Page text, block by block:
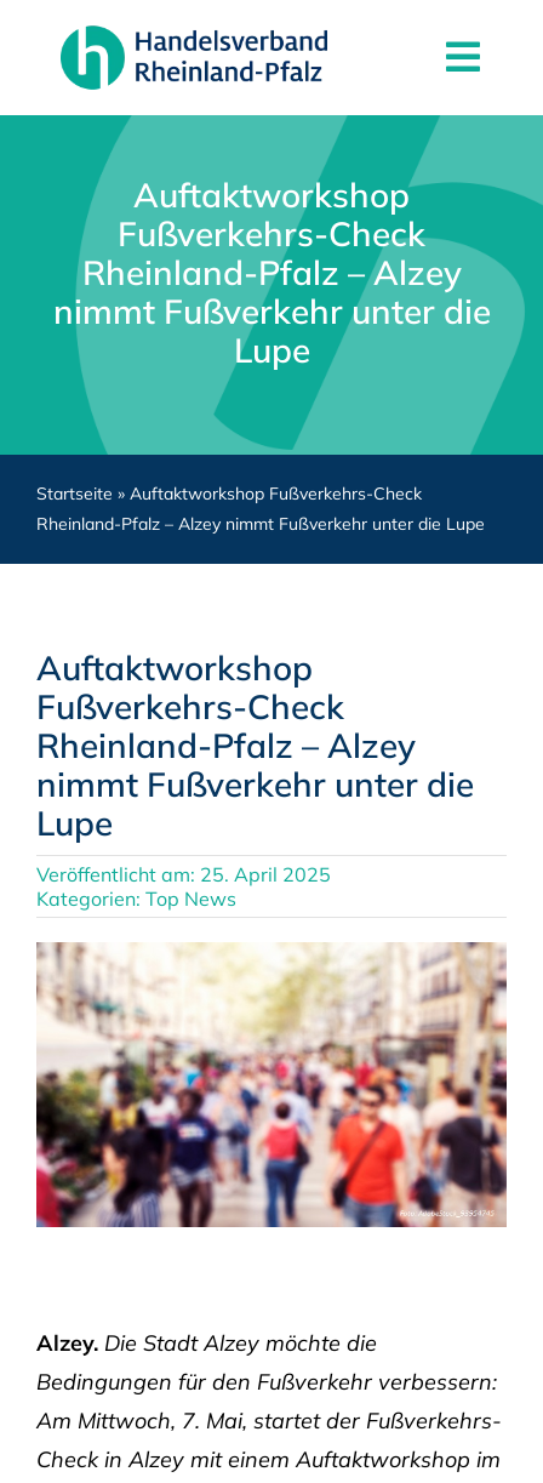
springen
News
Der Verband
Mitgliedschaft
Partner
Kontakt
Auftaktworkshop
Fußverkehrs-Check
Rheinland-Pfalz – Alzey
nimmt Fußverkehr unter die
Lupe
Startseite » Auftaktworkshop Fußverkehrs-Check
Rheinland-Pfalz – Alzey nimmt Fußverkehr unter die Lupe
Auftaktworkshop
Fußverkehrs-Check
Rheinland-Pfalz – Alzey
nimmt Fußverkehr unter die
Lupe
Veröffentlicht am: 25. April 2025
Kategorien: Top News
Alzey. Die Stadt Alzey möchte die
Bedingungen für den Fußverkehr verbessern:
Am Mittwoch, 7. Mai, startet der Fußverkehrs-
Check in Alzey mit einem Auftaktworkshop im